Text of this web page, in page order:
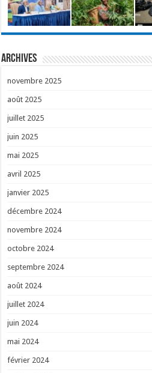
Archives
novembre 2025
août 2025
juillet 2025
juin 2025
mai 2025
avril 2025
janvier 2025
décembre 2024
novembre 2024
octobre 2024
septembre 2024
août 2024
juillet 2024
juin 2024
mai 2024
février 2024